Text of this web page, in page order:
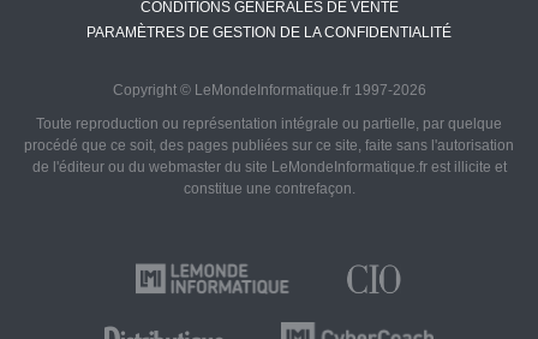
CONDITIONS GÉNÉRALES DE VENTE
PARAMÈTRES DE GESTION DE LA CONFIDENTIALITÉ
Copyright © LeMondeInformatique.fr 1997-2026
Toute reproduction ou représentation intégrale ou partielle, par quelque
procédé que ce soit, des pages publiées sur ce site, faite sans l'autorisation
de l'éditeur ou du webmaster du site LeMondeInformatique.fr est illicite et
constitue une contrefaçon.